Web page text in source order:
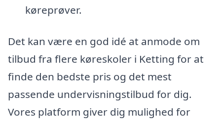
køreprøver.
Det kan være en god idé at anmode om
tilbud fra flere køreskoler i Ketting for at
finde den bedste pris og det mest
passende undervisningstilbud for dig.
Vores platform giver dig mulighed for